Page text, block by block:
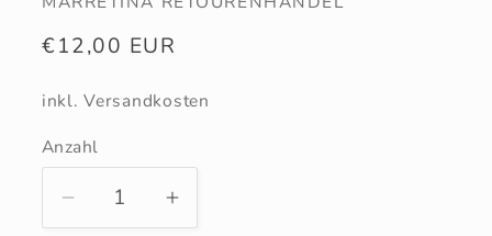
Normaler
€12,00 EUR
inkl. Versandkosten
Anzahl
Anzahl
VerringereErhöhe